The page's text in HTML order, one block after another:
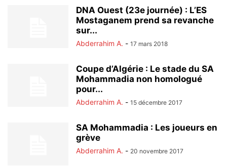
DNA Ouest (23e journée) : L’ES
Mostaganem prend sa revanche
sur...
Abderrahim A. - 17 mars 2018
Coupe d’Algérie : Le stade du SA
Mohammadia non homologué
pour...
Abderrahim A. - 15 décembre 2017
SA Mohammadia : Les joueurs en
grève
Abderrahim A. - 20 novembre 2017